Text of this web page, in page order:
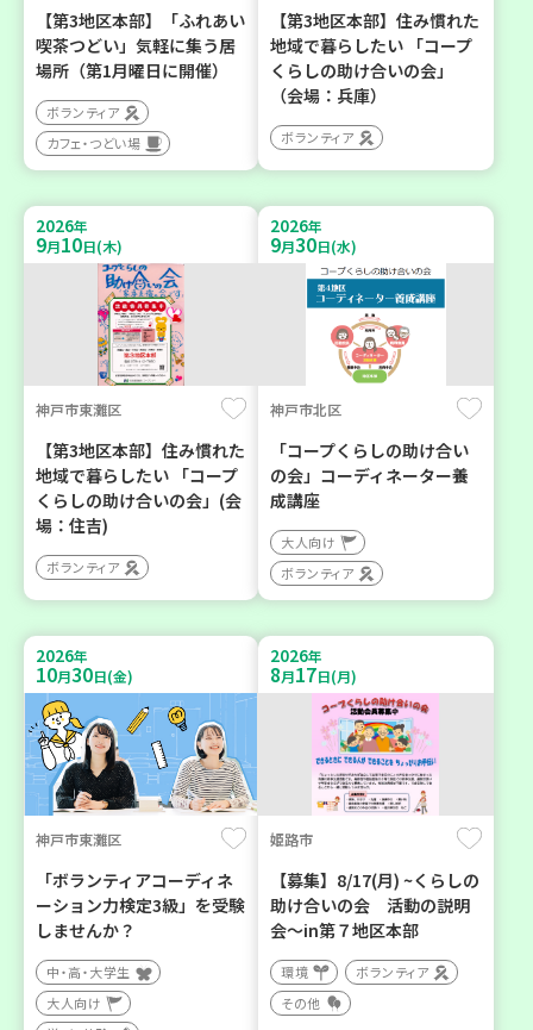
【第3地区本部】「ふれあい
喫茶つどい」気軽に集う居
場所（第1月曜日に開催）
ボランティア
カフェ・つどい場
【第3地区本部】住み慣れた
地域で暮らしたい 「コープ
くらしの助け合いの会」
（会場：兵庫）
ボランティア
2026年
9月10日(木)
神戸市東灘区
【第3地区本部】住み慣れた
地域で暮らしたい 「コープ
くらしの助け合いの会」(会
場：住吉)
ボランティア
2026年
9月30日(水)
神戸市北区
「コープくらしの助け合い
の会」コーディネーター養
成講座
大人向け
ボランティア
2026年
10月30日(金)
神戸市東灘区
「ボランティアコーディネ
ーション力検定3級」を受験
しませんか？
中・高・大学生
大人向け
2026年
8月17日(月)
姫路市
【募集】8/17(月) ~くらしの
助け合いの会 活動の説明
会～in第７地区本部
環境
ボランティア
その他